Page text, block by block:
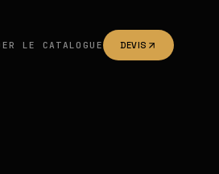
LE CATALOGUE DEVIS